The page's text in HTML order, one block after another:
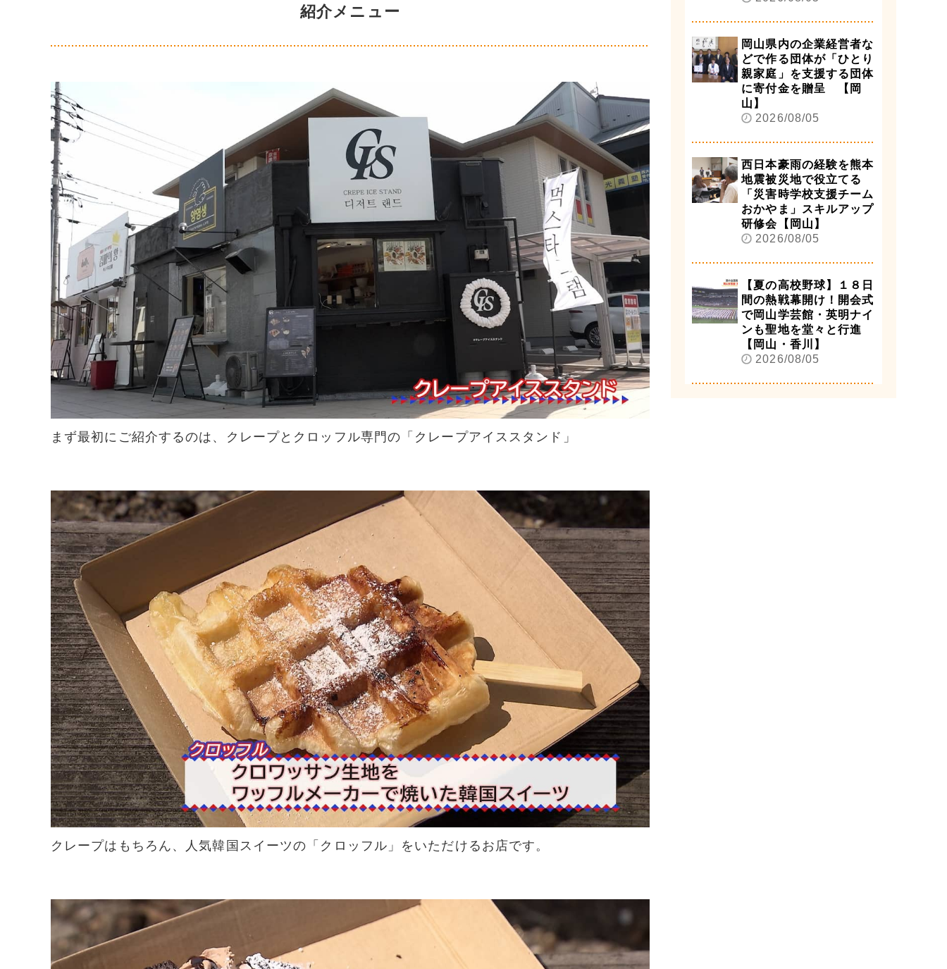
紹介メニュー
まず最初にご紹介するのは、クレープとクロッフル専門の「クレープアイススタンド」
クレープはもちろん、人気韓国スイーツの「クロッフル」をいただけるお店です。
岡山県内の企業経営者な
どで作る団体が「ひとり
親家庭」を支援する団体
に寄付金を贈呈 【岡
山】
2026/08/05
西日本豪雨の経験を熊本
地震被災地で役立てる
「災害時学校支援チーム
おかやま」スキルアップ
研修会【岡山】
2026/08/05
【夏の高校野球】１８日
間の熱戦幕開け！開会式
で岡山学芸館・英明ナイ
ンも聖地を堂々と行進
【岡山・香川】
2026/08/05